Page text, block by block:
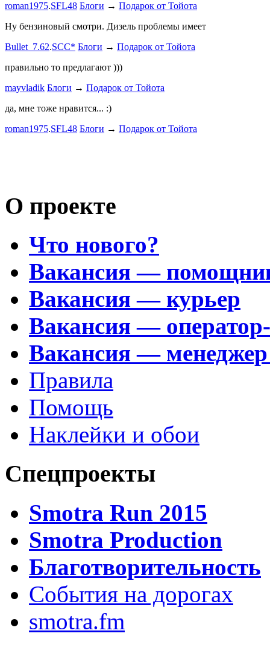
roman1975.SFL48 Блоги → Подарок от Тойота
Ну бензиновый смотри. Дизель проблемы имеет
Bullet_7.62.SCC* Блоги → Подарок от Тойота
правильно то предлагают )))
mayvladik Блоги → Подарок от Тойота
да, мне тоже нравится... :)
roman1975.SFL48 Блоги → Подарок от Тойота
О проекте
Что нового?
Вакансия —
Вакансия — курьер
Вакансия —
Вакансия —
Правила
Помощь
Наклейки и обои
Спецпроекты
Smotra Run 2015
Smotra Production
Благотворительность
События на дорогах
smotra.fm